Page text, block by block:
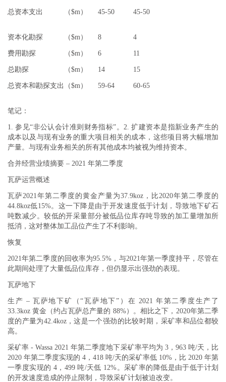
总资本支出 （$m） 45-50 45-50
资本化勘探 （$m） 8 4
费用勘探 （$m） 6 11
总勘探 （$m） 14 15
总资本和勘探支出 （$m） 59-64 60-65
笔记：
1. 参见“非公认会计准则财务指标”。2. 扩建资本是指新业务产生的
成本以及与现有业务的重大项目相关的成本，这些项目将大幅增加
产量。与现有业务相关的所有其他成本均被视为维持资本。
合并经营业绩摘要 – 2021 年第二季度
瓦萨运营概述
瓦萨2021年第二季度的黄金产量为37.9koz，比2020年第二季度的
44.8koz低15%。这一下降是由于开发速度低于计划，导致地下矿石
吨数减少。较低的开采量部分被低品位库存吨导致的加工量增加所
抵消，这对整体加工品位产生了不利影响。
恢复
2021年第二季度的回收率为95.5%，与2021年第一季度持平，尽管在
此期间处理了大量低品位库存，但仍显示出强劲的表现。
瓦萨地下
生产 – 瓦萨地下矿（“瓦萨地下”）在 2021 年第二季度生产了
33.3koz 黄金（约占瓦萨总产量的 88%）。相比之下，2020年第二季
度的产量为42.4koz，这是一个强劲的比较时期，采矿率和品位都较
高。
采矿率 - Wassa 2021 年第二季度地下采矿率平均为 3，963 吨/天，比
2020 年第二季度实现的 4，418 吨/天的采矿率低 10%，比 2020 年第
一季度实现的 4，499 吨/天低 12%。采矿率的降低是由于低于计划
的开发速度造成的停止限制，导致采矿计划被迫改变。